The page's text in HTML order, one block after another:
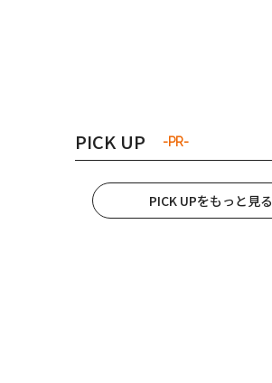
PICK UP -PR-
PICK UPをもっと見る